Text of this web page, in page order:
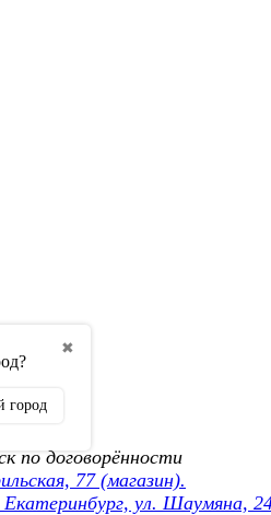
✖
город
по договорённости
77 (магазин).
Екатеринбург, ул. Шаумяна,